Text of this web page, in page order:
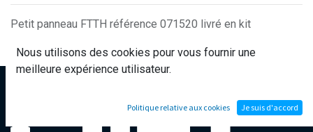
Petit panneau FTTH référence 071520 livré en kit
Nous utilisons des cookies pour vous fournir une
meilleure expérience utilisateur.
Politique relative aux cookies Je suis d'accord